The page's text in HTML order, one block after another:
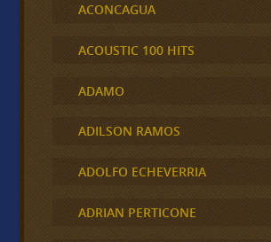
ACONCAGUA
ACOUSTIC 100 HITS
ADAMO
ADILSON RAMOS
ADOLFO ECHEVERRIA
ADRIAN PERTICONE